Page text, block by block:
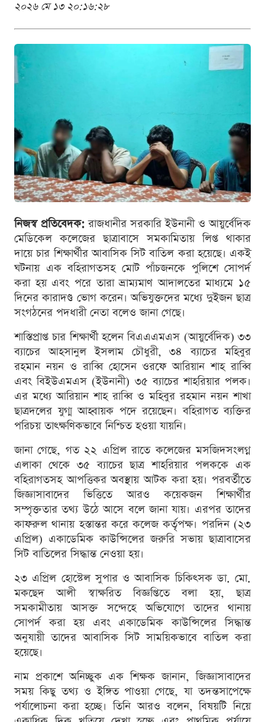
২০২৬ মে ১৩ ২০:১৬:২৮
নিজস্ব প্রতিবেদক: রাজধানীর সরকারি ইউনানী ও আয়ুর্বেদিক
মেডিকেল কলেজের ছাত্রাবাসে সমকামিতায় লিপ্ত থাকার
দায়ে চার শিক্ষার্থীর আবাসিক সিট বাতিল করা হয়েছে। একই
ঘটনায় এক বহিরাগতসহ মোট পাঁচজনকে পুলিশে সোপর্দ
করা হয় এবং পরে তারা ভ্রাম্যমাণ আদালতের মাধ্যমে ১৫
দিনের কারাদণ্ড ভোগ করেন। অভিযুক্তদের মধ্যে দুইজন ছাত্র
সংগঠনের পদধারী নেতা বলেও জানা গেছে।
শাস্তিপ্রাপ্ত চার শিক্ষার্থী হলেন বিএএএমএস (আয়ুর্বেদিক) ৩৩
ব্যাচের আহসানুল ইসলাম চৌধুরী, ৩৪ ব্যাচের মহিবুর
রহমান নয়ন ও রাব্বি হোসেন ওরফে আরিয়ান শাহ রাব্বি
এবং বিইউএমএস (ইউনানী) ৩৫ ব্যাচের শাহরিয়ার পলক।
এর মধ্যে আরিয়ান শাহ রাব্বি ও মহিবুর রহমান নয়ন শাখা
ছাত্রদলের যুগ্ম আহ্বায়ক পদে রয়েছেন। বহিরাগত ব্যক্তির
পরিচয় তাৎক্ষণিকভাবে নিশ্চিত হওয়া যায়নি।
জানা গেছে, গত ২২ এপ্রিল রাতে কলেজের মসজিদসংলগ্ন
এলাকা থেকে ৩৫ ব্যাচের ছাত্র শাহরিয়ার পলককে এক
বহিরাগতসহ আপত্তিকর অবস্থায় আটক করা হয়। পরবর্তীতে
জিজ্ঞাসাবাদের ভিত্তিতে আরও কয়েকজন শিক্ষার্থীর
সম্পৃক্ততার তথ্য উঠে আসে বলে জানা যায়। এরপর তাদের
কাফরুল থানায় হস্তান্তর করে কলেজ কর্তৃপক্ষ। পরদিন (২৩
এপ্রিল) একাডেমিক কাউন্সিলের জরুরি সভায় ছাত্রাবাসের
সিট বাতিলের সিদ্ধান্ত নেওয়া হয়।
২৩ এপ্রিল হোস্টেল সুপার ও আবাসিক চিকিৎসক ডা. মো.
মকছেদ আলী স্বাক্ষরিত বিজ্ঞপ্তিতে বলা হয়, ছাত্র
সমকামীতায় আসক্ত সন্দেহে অভিযোগে তাদের থানায়
সোপর্দ করা হয় এবং একাডেমিক কাউন্সিলের সিদ্ধান্ত
অনুযায়ী তাদের আবাসিক সিট সাময়িকভাবে বাতিল করা
হয়েছে।
নাম প্রকাশে অনিচ্ছুক এক শিক্ষক জানান, জিজ্ঞাসাবাদের
সময় কিছু তথ্য ও ইঙ্গিত পাওয়া গেছে, যা তদন্তসাপেক্ষে
পর্যালোচনা করা হচ্ছে। তিনি আরও বলেন, বিষয়টি নিয়ে